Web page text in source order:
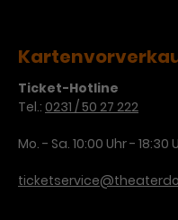
Ticket-Hotline
Tel.: 0231 / 50 27 222
Mo. - Sa. 10:00 Uhr - 18:30